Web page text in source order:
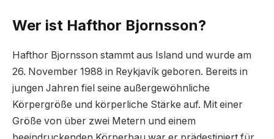
Wer ist Hafthor Bjornsson?
Hafthor Bjornsson stammt aus Island und wurde am
26. November 1988 in Reykjavík geboren. Bereits in
jungen Jahren fiel seine außergewöhnliche
Körpergröße und körperliche Stärke auf. Mit einer
Größe von über zwei Metern und einem